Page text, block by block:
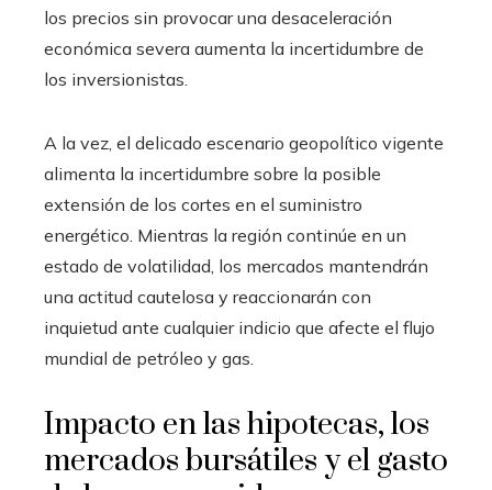
los precios sin provocar una desaceleración
económica severa aumenta la incertidumbre de
los inversionistas.
A la vez, el delicado escenario geopolítico vigente
alimenta la incertidumbre sobre la posible
extensión de los cortes en el suministro
energético. Mientras la región continúe en un
estado de volatilidad, los mercados mantendrán
una actitud cautelosa y reaccionarán con
inquietud ante cualquier indicio que afecte el flujo
mundial de petróleo y gas.
Impacto en las hipotecas, los
mercados bursátiles y el gasto